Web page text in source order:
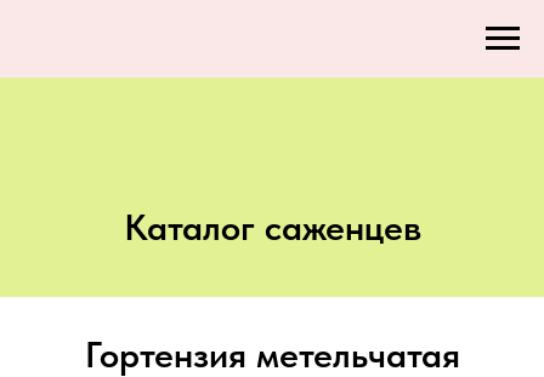
Каталог саженцев
Гортензия метельчатая